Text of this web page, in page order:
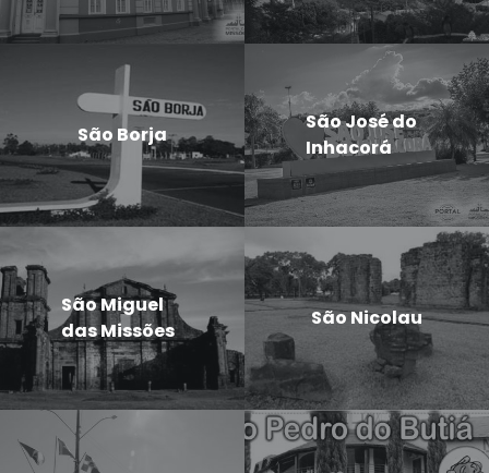
São Borja
São José do
Inhacorá
São Miguel
das Missões
São Nicolau